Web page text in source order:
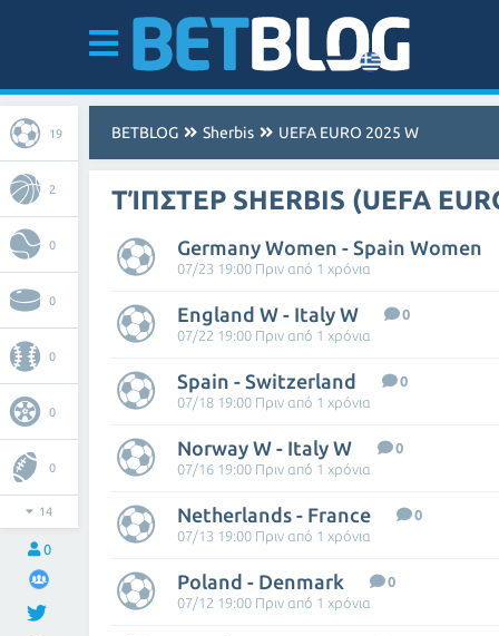
19
2
0
0
0
0
0
14
0
BETBLOG Sherbis UEFA EURO 2025 W
ΤΊΠΣΤΕΡ SHERBIS (UEFA
Germany Women - Spain Women
07/23 19:00 Πριν από 1 χρόνια
England W - Italy W
0
07/22 19:00 Πριν από 1 χρόνια
Spain - Switzerland
0
07/18 19:00 Πριν από 1 χρόνια
Norway W - Italy W
0
07/16 19:00 Πριν από 1 χρόνια
Netherlands - France
0
07/13 19:00 Πριν από 1 χρόνια
Poland - Denmark
0
07/12 19:00 Πριν από 1 χρόνια